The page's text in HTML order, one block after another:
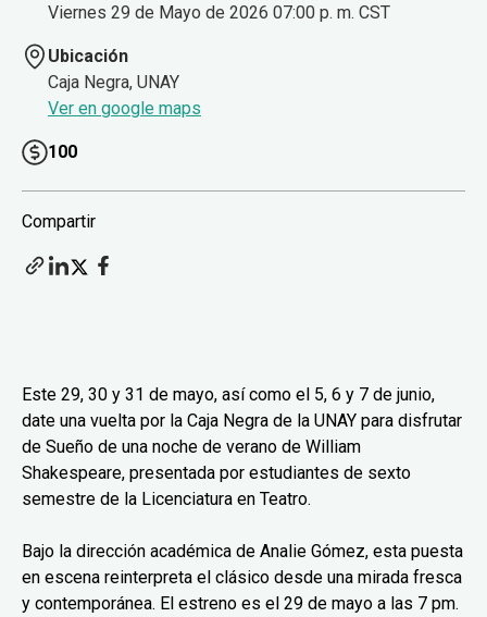
Viernes 29 de Mayo de 2026 07:00 p. m. CST
Ubicación
Caja Negra, UNAY
Ver en google maps
100
Compartir
Este 29, 30 y 31 de mayo, así como el 5, 6 y 7 de junio,
date una vuelta por la Caja Negra de la UNAY para disfrutar
de Sueño de una noche de verano de William
Shakespeare, presentada por estudiantes de sexto
semestre de la Licenciatura en Teatro.
Bajo la dirección académica de Analie Gómez, esta puesta
en escena reinterpreta el clásico desde una mirada fresca
y contemporánea. El estreno es el 29 de mayo a las 7 pm.